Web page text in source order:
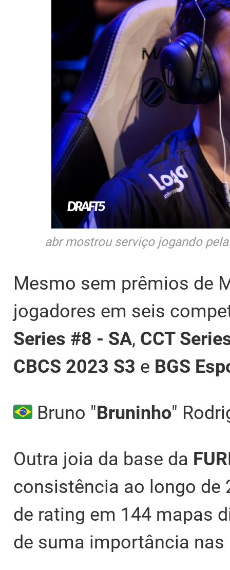
abr mostrou serviço jogando
Mesmo sem prêmios de
jogadores em seis
Series #8 - SA, CCT
CBCS 2023 S3 e BGS
Bruno "Bruninho"
Outra joia da base da
consistência ao longo de
de rating em 144 mapas
de suma importância